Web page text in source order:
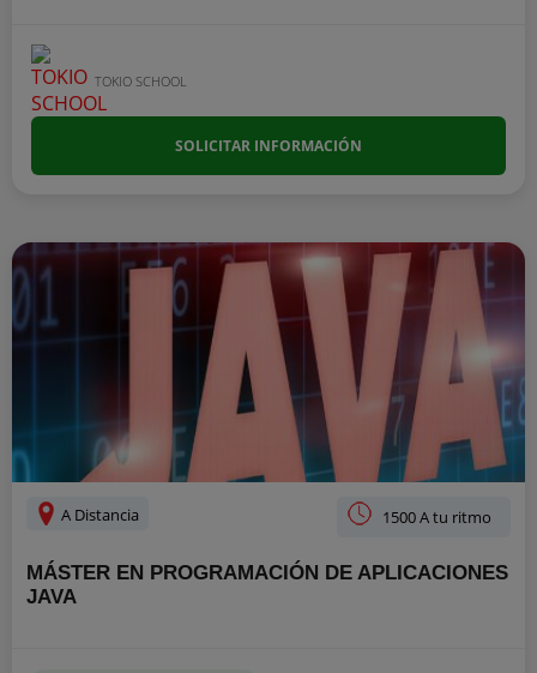
TOKIO SCHOOL
SOLICITAR INFORMACIÓN
A Distancia 1500 A tu ritmo
MÁSTER EN PROGRAMACIÓN DE APLICACIONES
JAVA